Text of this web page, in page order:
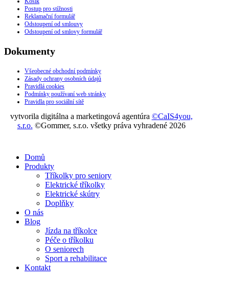
Postup pro stížnosti
Reklamační formulář
Odstoupení od smlouvy
Odstoupení od smlovy formulář
Dokumenty
Všeobecné obchodní podmínky
Zásady ochrany osobních údajů
Pravidlá cookies
Podmínky používaní web stránky
Pravidla pro sociální sítě
vytvorila digitálna a marketingová agentúra ©CaIS4you,
s.r.o. ©Gommer, s.r.o. všetky práva vyhradené 2026
Domů
Produkty
Tříkolky pro seniory
Elektrické tříkolky
Elektrické skútry
Doplňky
O nás
Blog
Jízda na tříkolce
Péče o tříkolku
O seniorech
Sport a rehabilitace
Kontakt